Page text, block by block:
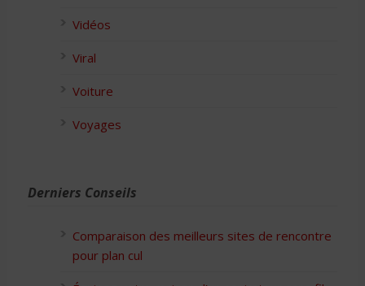
Vidéos
Viral
Voiture
Voyages
Derniers Conseils
Comparaison des meilleurs sites de rencontre
pour plan cul